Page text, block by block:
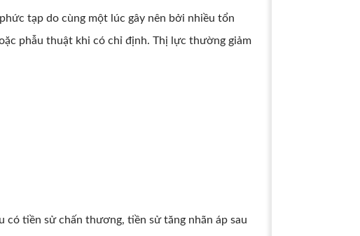
tạp do cùng một lúc gây nên bởi nhiều tổn
phẫu thuật khi có chỉ định. Thị lực thường giảm
có tiền sử chấn thương, tiền sử tăng nhãn áp sau